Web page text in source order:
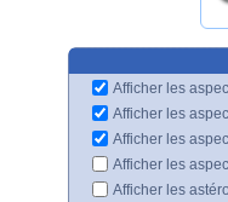
Afficher les
Afficher les
Afficher les
Afficher les
Afficher les